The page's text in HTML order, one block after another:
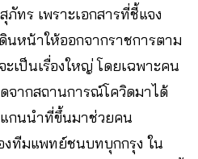
ทร เพราะเอกสารที่ชี้แจง
นหน้าให้ออกจากราชการตาม
เป็นเรื่องใหญ่ โดยเฉพาะคน
จากสถานการณ์โควิดมาได้
กนนำที่ขึ้นมาช่วยคน
ทีมแพทย์ชนบทบุกกรุง ใน